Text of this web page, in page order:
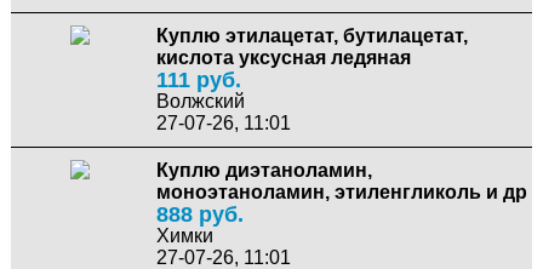
Куплю этилацетат, бутилацетат,
кислота уксусная ледяная
111 руб.
Волжский
27-07-26, 11:01
Куплю диэтаноламин,
моноэтаноламин, этиленгликоль и др
888 руб.
Химки
27-07-26, 11:01